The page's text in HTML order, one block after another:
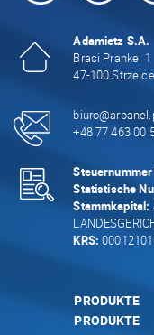
Adamietz S.A.
Braci Prankel 1
47-100
+48 77 463 00
Statistische
Stammkapital:
KRS:
PRODUKTE
PRODUKTE